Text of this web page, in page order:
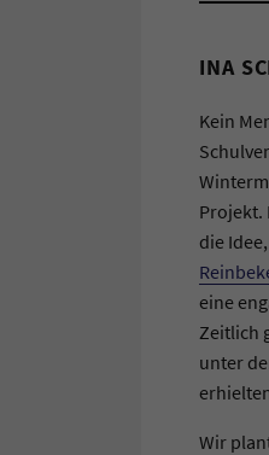
INA
Kein
Projekt.
die
eine
Zeitlich
unter
Wir